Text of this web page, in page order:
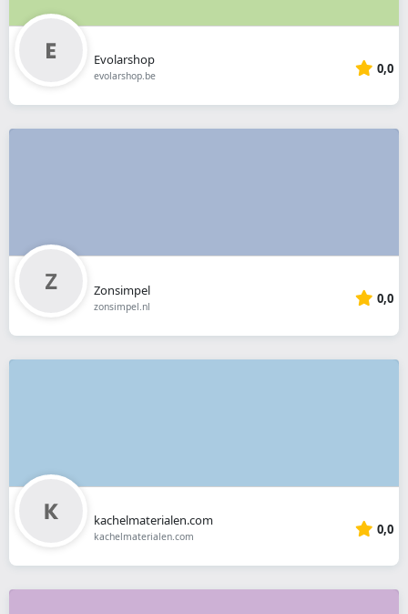
Evolarshop
evolarshop.be 0,0
Zonsimpel
zonsimpel.nl 0,0
kachelmaterialen.com
kachelmaterialen.com 0,0